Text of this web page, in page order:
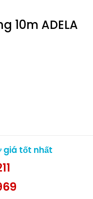
10m ADELA
giá tốt nhất